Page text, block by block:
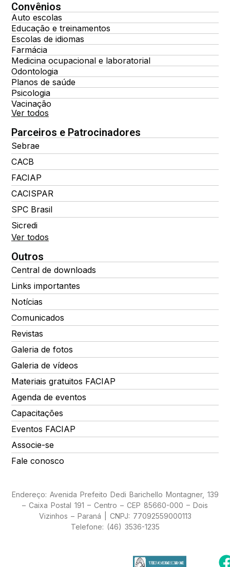
Convênios
Auto escolas
Educação e treinamentos
Escolas de idiomas
Farmácia
Medicina ocupacional e laboratorial
Odontologia
Planos de saúde
Psicologia
Vacinação
Ver todos
Parceiros e Patrocinadores
Sebrae
CACB
FACIAP
CACISPAR
SPC Brasil
Sicredi
Ver todos
Outros
Central de downloads
Links importantes
Notícias
Comunicados
Revistas
Galeria de fotos
Galeria de vídeos
Materiais gratuitos FACIAP
Agenda de eventos
Capacitações
Eventos FACIAP
Associe-se
Fale conosco
Endereço: Avenida Prefeito Dedi Barichello Montagner, 139
– Caixa Postal 191 – Centro – CEP 85660-000 – Dois
Vizinhos – Paraná | CNPJ: 77092559000113
Telefone: (46) 3536-1235